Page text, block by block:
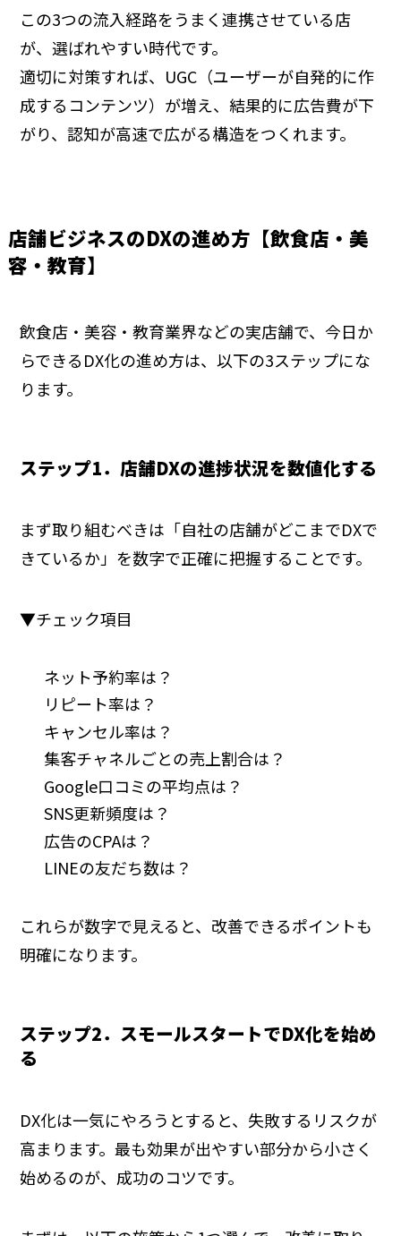
この3つの流入経路をうまく連携させている店
が、選ばれやすい時代です。
適切に対策すれば、UGC（ユーザーが自発的に作
成するコンテンツ）が増え、結果的に広告費が下
がり、認知が高速で広がる構造をつくれます。
店舗ビジネスのDXの進め方【飲食店・美
容・教育】
飲食店・美容・教育業界などの実店舗で、今日か
らできるDX化の進め方は、以下の3ステップにな
ります。
ステップ1．店舗DXの進捗状況を数値化する
まず取り組むべきは「自社の店舗がどこまでDXで
きているか」を数字で正確に把握することです。
▼チェック項目
ネット予約率は？
リピート率は？
キャンセル率は？
集客チャネルごとの売上割合は？
Google口コミの平均点は？
SNS更新頻度は？
広告のCPAは？
LINEの友だち数は？
これらが数字で見えると、改善できるポイントも
明確になります。
ステップ2．スモールスタートでDX化を始め
る
DX化は一気にやろうとすると、失敗するリスクが
高まります。最も効果が出やすい部分から小さく
始めるのが、成功のコツです。